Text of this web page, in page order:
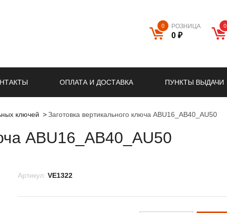
0 РОЗНИЦА
0 ₽
0
ОПЛАТА И ДОСТАВКА ПУНКТЫ ВЫДАЧИ
ключей Заготовка вертикального ключа ABU16_AB40_AU50
ABU16_AB40_AU50
Артикул: VE1322